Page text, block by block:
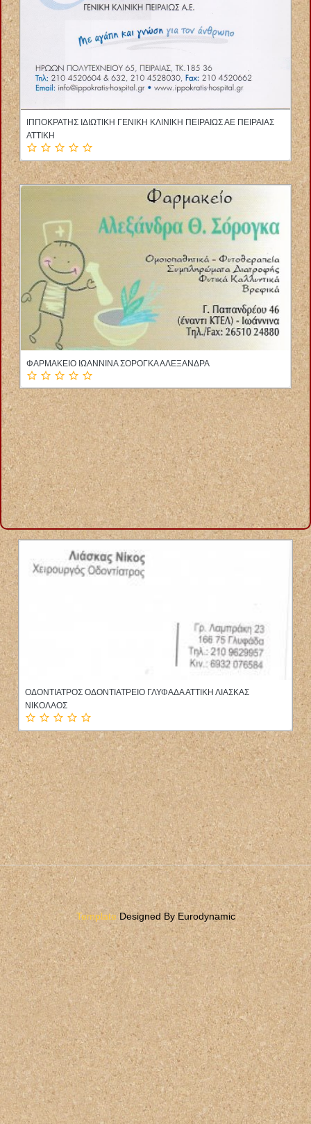
ΔΕΡΜΑΤΟΛΟΓΟΣ ΑΦΡΟΔΙΣΙΟΛΟΓΟΣ ΘΕΡΜΗ ΘΕΣΣΑΛΟΝΙΚΗ
ΙΩΑΝΝΙΔΟΥ ΑΝΘΟΥΛΑ
ΦΥΣΙΚΟΘΕΡΑΠΕΥΤΡΙΑ ΑΛΙΒΕΡΙ ΕΥΒΟΙΑ ΛΑΜΠΡΟΥ ΕΛΕΝΗ
ΟΦΘΑΛΜΙΑΤΡΟΣ ΧΕΙΡΟΥΡΓΟΣ ΠΑΙΔΟΟΦΘΑΛΜΙΑΤΡΟΣ ΗΡΑΚΛΕΙΟ
ΚΡΗΤΗ ΤΣΑΓΚΑΡΑΚΗ ΔΑΡΕΙΑ
Template Designed By Eurodynamic